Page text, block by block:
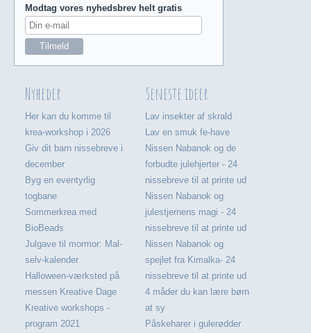
Modtag vores nyhedsbrev helt gratis
Nyheder
Her kan du komme til
krea-workshop i 2026
Giv dit barn nissebreve i
december
Byg en eventyrlig
togbane
Sommerkrea med
BioBeads
Julgave til mormor: Mal-
selv-kalender
Halloween-værksted på
messen Kreative Dage
Kreative workshops -
program 2021
Seneste ideer
Lav insekter af skrald
Lav en smuk fe-have
Nissen Nabanok og de
forbudte julehjerter - 24
nissebreve til at printe ud
Nissen Nabanok og
julestjernens magi - 24
nissebreve til at printe ud
Nissen Nabanok og
spejlet fra Kimalka- 24
nissebreve til at printe ud
4 måder du kan lære børn
at sy
Påskeharer i gulerødder